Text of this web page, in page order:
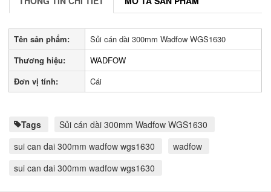
Tên sản phẩm:
Sủi cán dài 300mm Wadfow WGS1630
Thương hiệu:
WADFOW
Đơn vị tính:
Cái
Tags
Sủi cán dài 300mm Wadfow WGS1630
sui can dai 300mm wadfow wgs1630
wadfow
sui can dai 300mm wadfow wgs1630